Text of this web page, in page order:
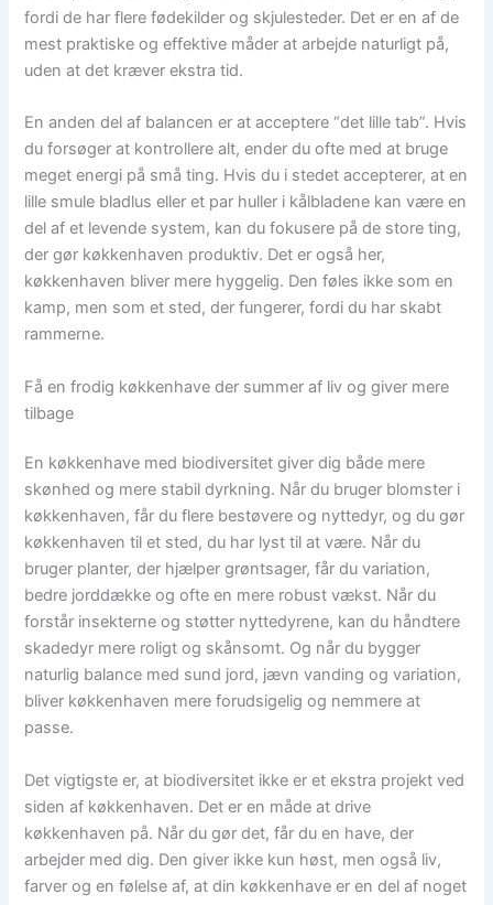
fordi de har flere fødekilder og skjulesteder. Det er en af de
mest praktiske og effektive måder at arbejde naturligt på,
uden at det kræver ekstra tid.
En anden del af balancen er at acceptere “det lille tab”. Hvis
du forsøger at kontrollere alt, ender du ofte med at bruge
meget energi på små ting. Hvis du i stedet accepterer, at en
lille smule bladlus eller et par huller i kålbladene kan være en
del af et levende system, kan du fokusere på de store ting,
der gør køkkenhaven produktiv. Det er også her,
køkkenhaven bliver mere hyggelig. Den føles ikke som en
kamp, men som et sted, der fungerer, fordi du har skabt
rammerne.
Få en frodig køkkenhave der summer af liv og giver mere
tilbage
En køkkenhave med biodiversitet giver dig både mere
skønhed og mere stabil dyrkning. Når du bruger blomster i
køkkenhaven, får du flere bestøvere og nyttedyr, og du gør
køkkenhaven til et sted, du har lyst til at være. Når du
bruger planter, der hjælper grøntsager, får du variation,
bedre jorddække og ofte en mere robust vækst. Når du
forstår insekterne og støtter nyttedyrene, kan du håndtere
skadedyr mere roligt og skånsomt. Og når du bygger
naturlig balance med sund jord, jævn vanding og variation,
bliver køkkenhaven mere forudsigelig og nemmere at
passe.
Det vigtigste er, at biodiversitet ikke er et ekstra projekt ved
siden af køkkenhaven. Det er en måde at drive
køkkenhaven på. Når du gør det, får du en have, der
arbejder med dig. Den giver ikke kun høst, men også liv,
farver og en følelse af, at din køkkenhave er en del af noget